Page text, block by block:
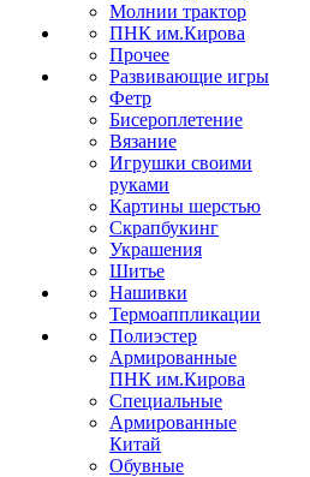
Молнии трактор
ПНК им.Кирова
Прочее
Развивающие игры
Фетр
Бисероплетение
Вязание
Игрушки своими
руками
Картины шерстью
Скрапбукинг
Украшения
Шитье
Нашивки
Термоаппликации
Полиэстер
Армированные
ПНК им.Кирова
Специальные
Армированные
Китай
Обувные